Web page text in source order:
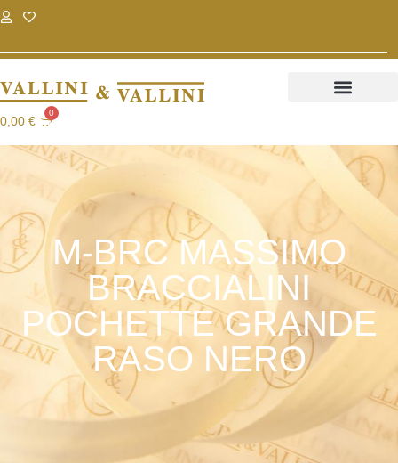
0,00 €
0
M-BRC MASSIMO
BRACCIALINI
POCHETTE GRANDE
RASO NERO